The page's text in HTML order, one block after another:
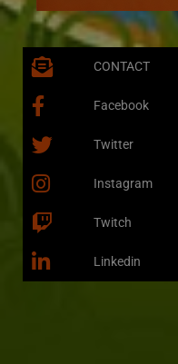
CONTACT
Facebook
Twitter
Instagram
Twitch
Linkedin